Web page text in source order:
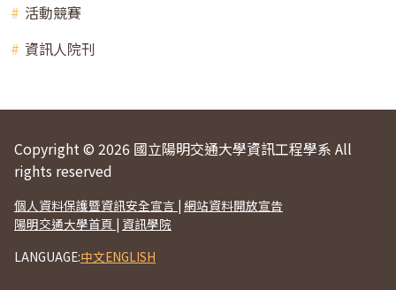
活動競賽
資訊人院刊
Copyright © 2026 國立陽明交通大學資訊工程學系 All
rights reserved
個人資料保護暨資訊安全宣言 | 網站資料開放宣告
陽明交通大學首頁 | 資訊學院
LANGUAGE:中文ENGLISH